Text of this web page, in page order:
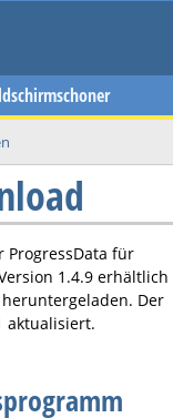
ProgressData für
1.4.9 erhältlich
Der
aktualisiert.